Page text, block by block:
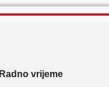
Radno vrijeme